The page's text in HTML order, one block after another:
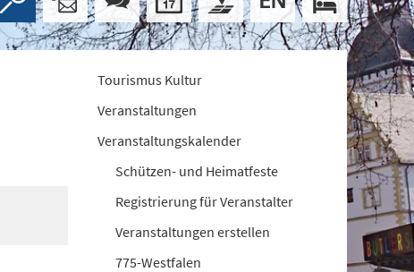
Tourismus Kultur
Veranstaltungen
Veranstaltungskalender
Schützen- und Heimatfeste
Registrierung für Veranstalter
Veranstaltungen erstellen
775-Westfalen